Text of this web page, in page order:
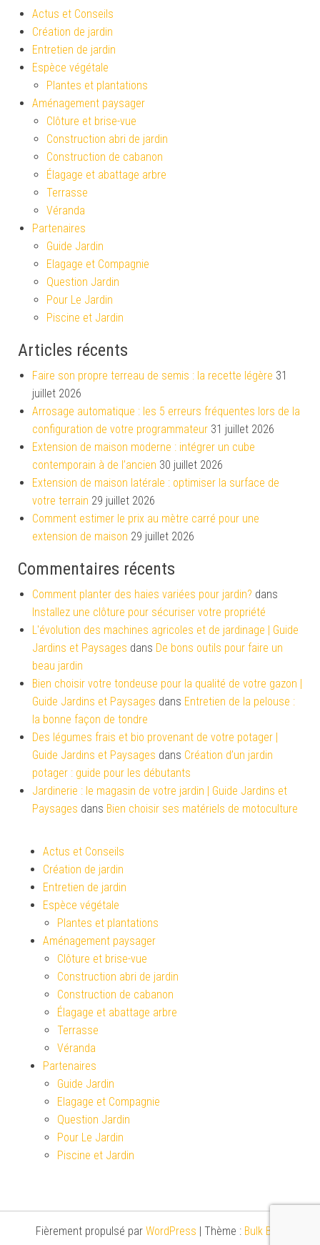
Actus et Conseils
Création de jardin
Entretien de jardin
Espèce végétale
Plantes et plantations
Aménagement paysager
Clôture et brise-vue
Construction abri de jardin
Construction de cabanon
Élagage et abattage arbre
Terrasse
Véranda
Partenaires
Guide Jardin
Elagage et Compagnie
Question Jardin
Pour Le Jardin
Piscine et Jardin
Articles récents
Faire son propre terreau de semis : la recette légère 31
juillet 2026
Arrosage automatique : les 5 erreurs fréquentes lors de la
configuration de votre programmateur 31 juillet 2026
Extension de maison moderne : intégrer un cube
contemporain à de l’ancien 30 juillet 2026
Extension de maison latérale : optimiser la surface de
votre terrain 29 juillet 2026
Comment estimer le prix au mètre carré pour une
extension de maison 29 juillet 2026
Commentaires récents
Comment planter des haies variées pour jardin? dans
Installez une clôture pour sécuriser votre propriété
L'évolution des machines agricoles et de jardinage | Guide
Jardins et Paysages dans De bons outils pour faire un
beau jardin
Bien choisir votre tondeuse pour la qualité de votre gazon |
Guide Jardins et Paysages dans Entretien de la pelouse :
la bonne façon de tondre
Des légumes frais et bio provenant de votre potager |
Guide Jardins et Paysages dans Création d’un jardin
potager : guide pour les débutants
Jardinerie : le magasin de votre jardin | Guide Jardins et
Paysages dans Bien choisir ses matériels de motoculture
Actus et Conseils
Création de jardin
Entretien de jardin
Espèce végétale
Plantes et plantations
Aménagement paysager
Clôture et brise-vue
Construction abri de jardin
Construction de cabanon
Élagage et abattage arbre
Terrasse
Véranda
Partenaires
Guide Jardin
Elagage et Compagnie
Question Jardin
Pour Le Jardin
Piscine et Jardin
Fièrement propulsé par WordPress Thème : Bulk Blog